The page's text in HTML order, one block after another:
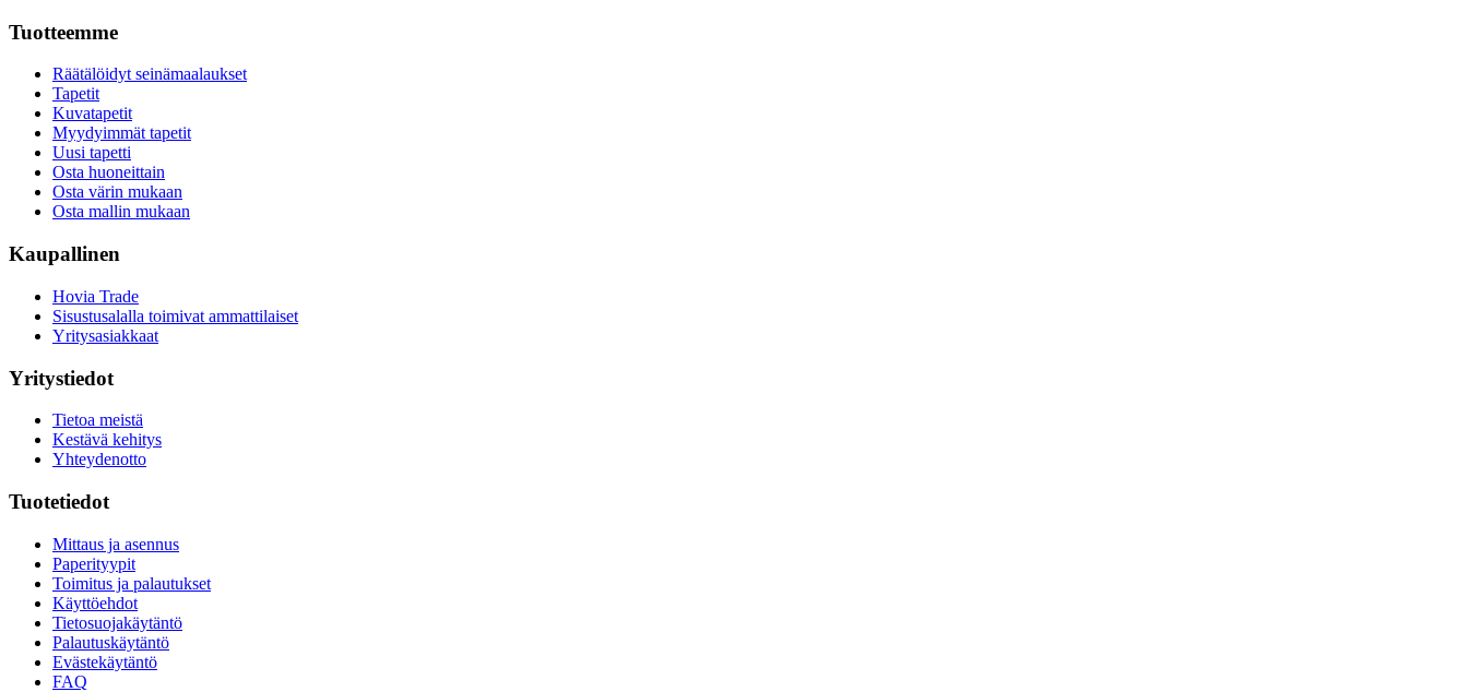
Tuotteemme
Räätälöidyt seinämaalaukset
Tapetit
Kuvatapetit
Myydyimmät tapetit
Uusi tapetti
Osta huoneittain
Osta värin mukaan
Osta mallin mukaan
Kaupallinen
Hovia Trade
Sisustusalalla toimivat ammattilaiset
Yritysasiakkaat
Yritystiedot
Tietoa meistä
Kestävä kehitys
Yhteydenotto
Tuotetiedot
Mittaus ja asennus
Paperityypit
Toimitus ja palautukset
Käyttöehdot
Tietosuojakäytäntö
Palautuskäytäntö
Evästekäytäntö
FAQ